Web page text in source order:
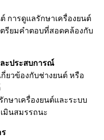
การดูแลรักษาเครื่องยนต์
รียมคำตอบที่สอดคล้องกับ
ะประสบการณ์
ยวข้องกับช่างยนต์ หรือ
ษาเครื่องยนต์และระบบ
มินสมรรถนะ
ร